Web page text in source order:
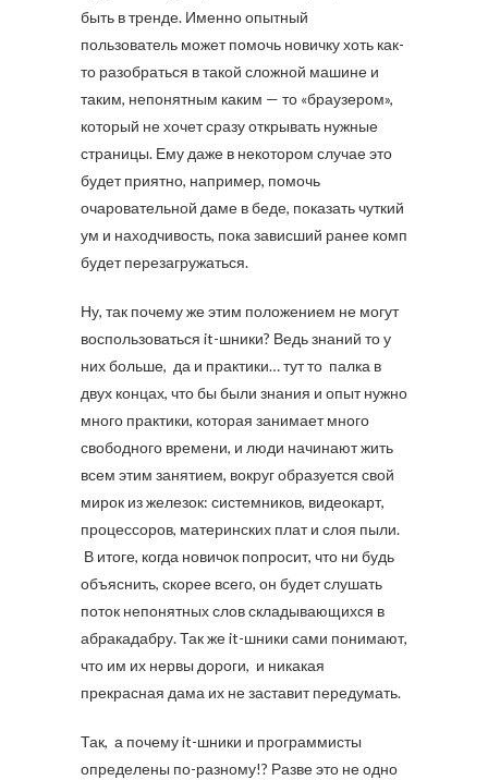
быть в тренде. Именно опытный
пользователь может помочь новичку хоть как-
то разобраться в такой сложной машине и
таким, непонятным каким — то «браузером»,
который не хочет сразу открывать нужные
страницы. Ему даже в некотором случае это
будет приятно, например, помочь
очаровательной даме в беде, показать чуткий
ум и находчивость, пока зависший ранее комп
будет перезагружаться.
Ну, так почему же этим положением не могут
воспользоваться it-шники? Ведь знаний то у
них больше, да и практики… тут то палка в
двух концах, что бы были знания и опыт нужно
много практики, которая занимает много
свободного времени, и люди начинают жить
всем этим занятием, вокруг образуется свой
мирок из железок: системников, видеокарт,
процессоров, материнских плат и слоя пыли.
В итоге, когда новичок попросит, что ни будь
объяснить, скорее всего, он будет слушать
поток непонятных слов складывающихся в
абракадабру. Так же it-шники сами понимают,
что им их нервы дороги, и никакая
прекрасная дама их не заставит передумать.
Так, а почему it-шники и программисты
определены по-разному!? Разве это не одно